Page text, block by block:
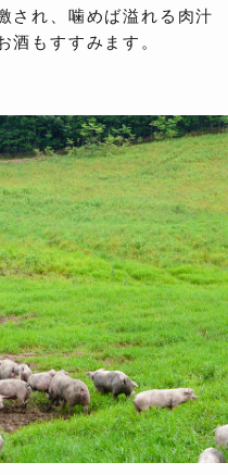
され、噛めば溢れる肉汁
酒もすすみます。